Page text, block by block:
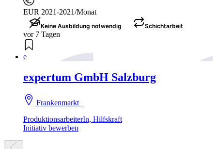
EUR 2021-2021/Monat
Keine Ausbildung notwendig Schichtarbeit
vor 7 Tagen
e
expertum GmbH Salzburg
Frankenmarkt
ProduktionsarbeiterIn, Hilfskraft
Initiativ bewerben